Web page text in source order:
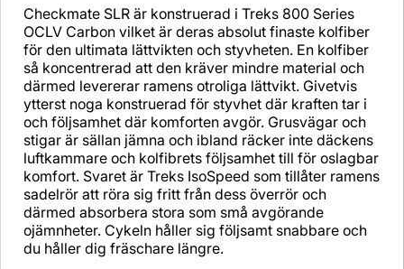
Checkmate SLR är konstruerad i Treks 800 Series
OCLV Carbon vilket är deras absolut finaste kolfiber
för den ultimata lättvikten och styvheten. En kolfiber
så koncentrerad att den kräver mindre material och
därmed levererar ramens otroliga lättvikt. Givetvis
ytterst noga konstruerad för styvhet där kraften tar i
och följsamhet där komforten avgör. Grusvägar och
stigar är sällan jämna och ibland räcker inte däckens
luftkammare och kolfibrets följsamhet till för oslagbar
komfort. Svaret är Treks IsoSpeed som tillåter ramens
sadelrör att röra sig fritt från dess överrör och
därmed absorbera stora som små avgörande
ojämnheter. Cykeln håller sig följsamt snabbare och
du håller dig fräschare längre.